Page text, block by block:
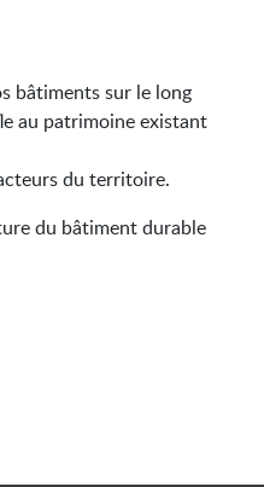
bâtiments sur le long
au patrimoine existant
du territoire.
du bâtiment durable